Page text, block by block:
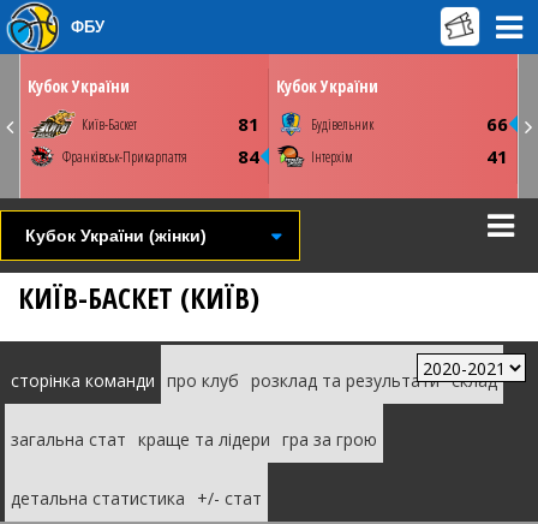
01 березня
Youtube
СТАТИСТИКАНОВИНАФОТО
Кубок України
Київ-Баскет 81
Франківськ-Прикарпаття 84
02 березня
СТАТИСТИКА
Кубок України
Будівельник 66
Інтерхім 41
ФБУ
Кубок України (жінки)
КИЇВ-БАСКЕТ (КИЇВ)
сторінка команди про клуб розклад та результати склад
загальна стат краще та лідери гра за грою
детальна статистика +/- стат